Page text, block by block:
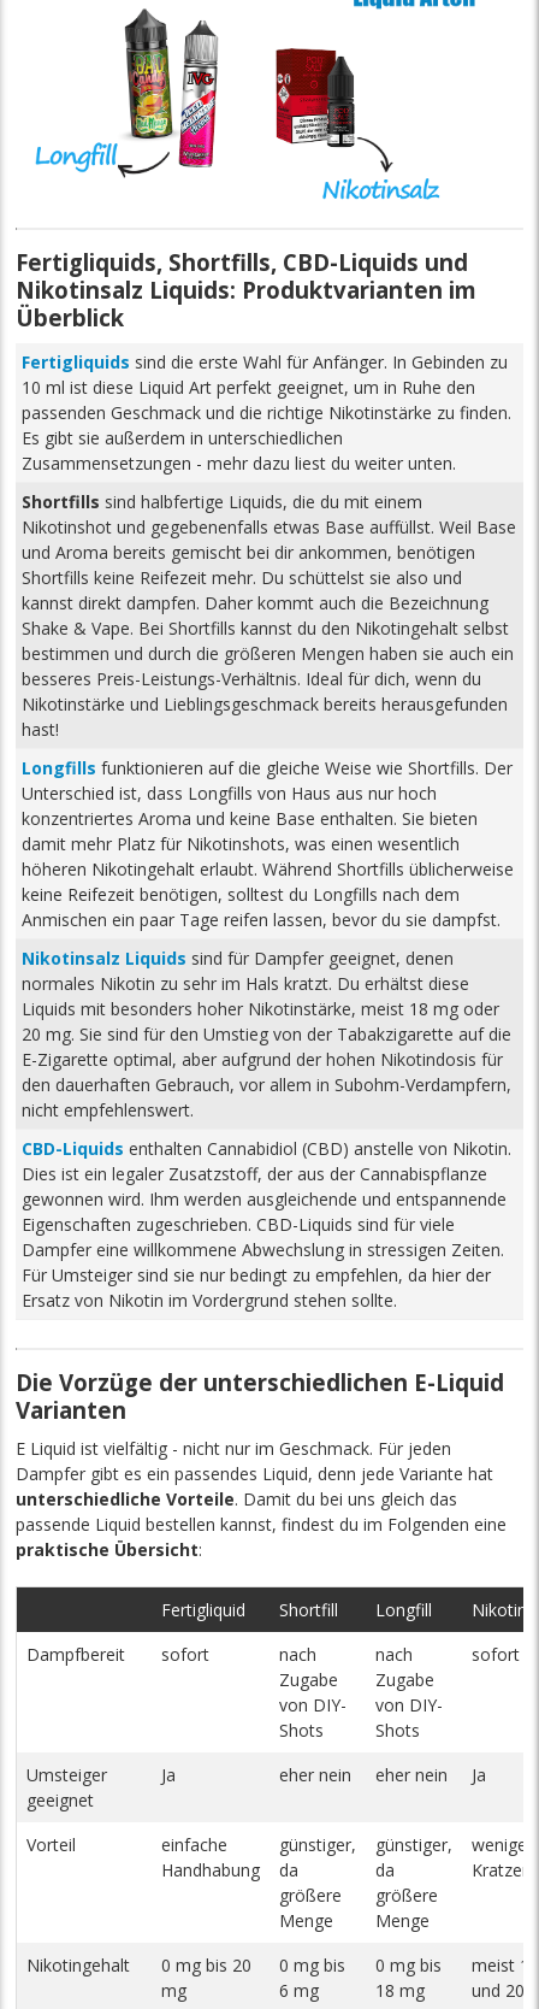
Fertigliquids, Shortfills, CBD-Liquids und
Nikotinsalz Liquids: Produktvarianten im
Überblick
Fertigliquids sind die erste Wahl für Anfänger. In Gebinden zu
10 ml ist diese Liquid Art perfekt geeignet, um in Ruhe den
passenden Geschmack und die richtige Nikotinstärke zu finden.
Es gibt sie außerdem in unterschiedlichen
Zusammensetzungen - mehr dazu liest du weiter unten.
Shortfills sind halbfertige Liquids, die du mit einem
Nikotinshot und gegebenenfalls etwas Base auffüllst. Weil Base
und Aroma bereits gemischt bei dir ankommen, benötigen
Shortfills keine Reifezeit mehr. Du schüttelst sie also und
kannst direkt dampfen. Daher kommt auch die Bezeichnung
Shake & Vape. Bei Shortfills kannst du den Nikotingehalt selbst
bestimmen und durch die größeren Mengen haben sie auch ein
besseres Preis-Leistungs-Verhältnis. Ideal für dich, wenn du
Nikotinstärke und Lieblingsgeschmack bereits herausgefunden
hast!
Longfills funktionieren auf die gleiche Weise wie Shortfills. Der
Unterschied ist, dass Longfills von Haus aus nur hoch
konzentriertes Aroma und keine Base enthalten. Sie bieten
damit mehr Platz für Nikotinshots, was einen wesentlich
höheren Nikotingehalt erlaubt. Während Shortfills üblicherweise
keine Reifezeit benötigen, solltest du Longfills nach dem
Anmischen ein paar Tage reifen lassen, bevor du sie dampfst.
Nikotinsalz Liquids sind für Dampfer geeignet, denen
normales Nikotin zu sehr im Hals kratzt. Du erhältst diese
Liquids mit besonders hoher Nikotinstärke, meist 18 mg oder
20 mg. Sie sind für den Umstieg von der Tabakzigarette auf die
E-Zigarette optimal, aber aufgrund der hohen Nikotindosis für
den dauerhaften Gebrauch, vor allem in Subohm-Verdampfern,
nicht empfehlenswert.
CBD-Liquids enthalten Cannabidiol (CBD) anstelle von Nikotin.
Dies ist ein legaler Zusatzstoff, der aus der Cannabispflanze
gewonnen wird. Ihm werden ausgleichende und entspannende
Eigenschaften zugeschrieben. CBD-Liquids sind für viele
Dampfer eine willkommene Abwechslung in stressigen Zeiten.
Für Umsteiger sind sie nur bedingt zu empfehlen, da hier der
Ersatz von Nikotin im Vordergrund stehen sollte.
Die Vorzüge der unterschiedlichen E-Liquid
Varianten
E Liquid ist vielfältig - nicht nur im Geschmack. Für jeden
Dampfer gibt es ein passendes Liquid, denn jede Variante hat
unterschiedliche Vorteile. Damit du bei uns gleich das
passende Liquid bestellen kannst, findest du im Folgenden eine
praktische Übersicht:
Fertigliquid Shortfill Longfill
Dampfbereit
sofort
nach
Zugabe
von DIY-
Shots
nach
Zugabe
von DIY-
Shots
sofort
Umsteiger
geeignet
Ja eher nein eher nein Ja
Vorteil
einfache
Handhabung
günstiger,
da
größere
Menge
günstiger,
da
größere
Menge
weniger
Kratzen
Nikotingehalt
0 mg bis 20
mg
0 mg bis
6 mg
0 mg bis
18 mg
meist
und 20